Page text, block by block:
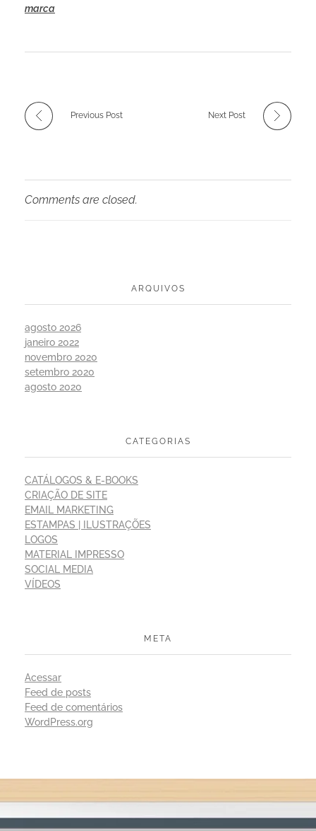
marca
Previous Post Next Post
Comments are closed.
ARQUIVOS
agosto 2026
janeiro 2022
novembro 2020
setembro 2020
agosto 2020
CATEGORIAS
CATÁLOGOS & E-BOOKS
CRIAÇÃO DE SITE
EMAIL MARKETING
ESTAMPAS | ILUSTRAÇÕES
LOGOS
MATERIAL IMPRESSO
SOCIAL MEDIA
VÍDEOS
META
Acessar
Feed de posts
Feed de comentários
WordPress.org